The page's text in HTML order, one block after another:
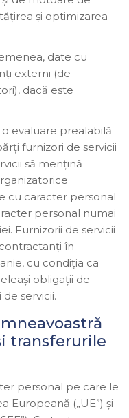
și optimizarea
date cu
externi (de
dacă este
evaluare prealabilă
furnizori de servicii
să mențină
cu caracter personal
personal numai
Furnizorii de servicii
în
cu condiția ca
obligații de
servicii.
transferurile
personal pe care le
Europeană („UE”) și